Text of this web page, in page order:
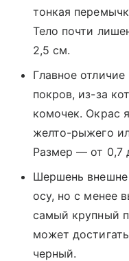
тонкая
Тело почти
2,5 см.
Главное
покров, из-за
комочек. Окрас
желто-рыжего
Размер — от 0,7
Шершень
осу, но с менее
самый крупный
может
черный.